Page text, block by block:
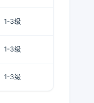
1-3级
1-3级
1-3级